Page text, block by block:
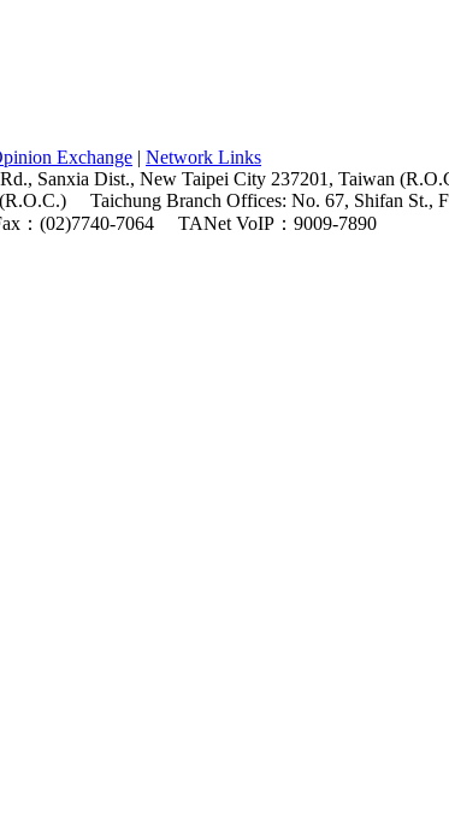
Exchange |Network Links
Sanxia Dist., New Taipei City 237201, Taiwan
Taichung Branch Offices: No. 67, Shifan St.,
：(02)7740-7064 TANet VoIP：9009-7890